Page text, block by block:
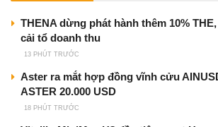
THENA dừng phát hành thêm 10%
cải tổ doanh thu
13 PHÚT TRƯỚC
Aster ra mắt hợp đồng vĩnh cửu
ASTER 20.000 USD
18 PHÚT TRƯỚC